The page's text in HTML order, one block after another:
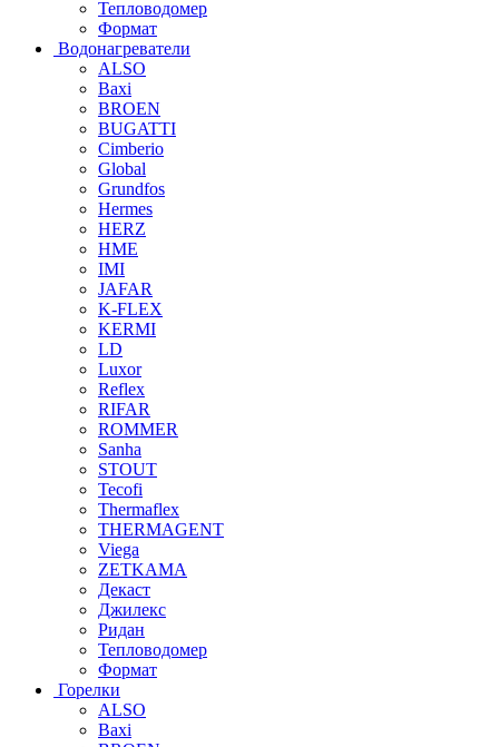
Тепловодомер
Формат
Водонагреватели
ALSO
Baxi
BROEN
BUGATTI
Cimberio
Global
Grundfos
Hermes
HERZ
HME
IMI
JAFAR
K-FLEX
KERMI
LD
Luxor
Reflex
RIFAR
ROMMER
Sanha
STOUT
Tecofi
Thermaflex
THERMAGENT
Viega
ZETKAMA
Декаст
Джилекс
Ридан
Тепловодомер
Формат
Горелки
ALSO
Baxi